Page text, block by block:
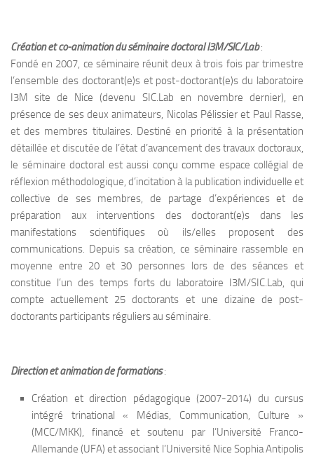
Création et co-animation du séminaire doctoral I3M/SIC/Lab:
Fondé en 2007, ce séminaire réunit deux à trois fois par trimestre
l’ensemble des doctorant(e)s et post-doctorant(e)s du laboratoire
I3M site de Nice (devenu SIC.Lab en novembre dernier), en
présence de ses deux animateurs, Nicolas Pélissier et Paul Rasse,
et des membres titulaires. Destiné en priorité à la présentation
détaillée et discutée de l’état d’avancement des travaux doctoraux,
le séminaire doctoral est aussi conçu comme espace collégial de
réflexion méthodologique, d’incitation à la publication individuelle et
collective de ses membres, de partage d’expériences et de
préparation aux interventions des doctorant(e)s dans les
manifestations scientifiques où ils/elles proposent des
communications. Depuis sa création, ce séminaire rassemble en
moyenne entre 20 et 30 personnes lors de des séances et
constitue l’un des temps forts du laboratoire I3M/SIC.Lab, qui
compte actuellement 25 doctorants et une dizaine de post-
doctorants participants réguliers au séminaire.
Direction et animation de formations:
Création et direction pédagogique (2007-2014) du cursus
intégré trinational « Médias, Communication, Culture »
(MCC/MKK), financé et soutenu par l’Université Franco-
Allemande (UFA) et associant l’Université Nice Sophia Antipolis